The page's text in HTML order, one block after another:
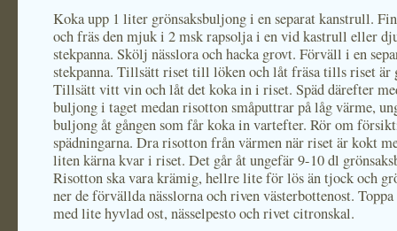
Koka upp 1 liter grönsaksbuljong i en separat kanstrull.
och fräs den mjuk i 2 msk rapsolja i en vid kastrull eller
stekpanna. Skölj nässlora och hacka grovt. Förväll i en
stekpanna. Tillsätt riset till löken och låt fräsa tills riset är
Tillsätt vitt vin och låt det koka in i riset. Späd därefter
buljong i taget medan risotton småputtrar på låg värme,
buljong åt gången som får koka in vartefter. Rör om
spädningarna. Dra risotton från värmen när riset är kokt
liten kärna kvar i riset. Det går åt ungefär 9-10 dl
Risotton ska vara krämig, hellre lite för lös än tjock och
ner de förvällda nässlorna och riven västerbottenost.
med lite hyvlad ost, nässelpesto och rivet citronskal.